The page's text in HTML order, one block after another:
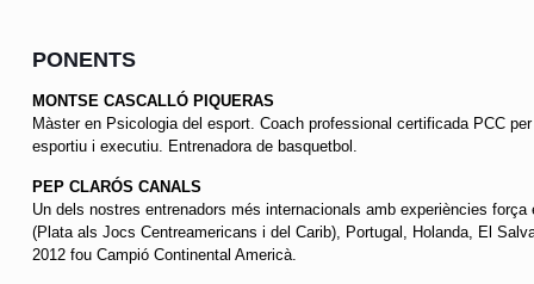
PONENTS
MONTSE CASCALLÓ PIQUERAS
Màster en Psicologia del esport. Coach professional certificada PCC
esportiu i executiu. Entrenadora de basquetbol.
PEP CLARÓS CANALS
Un dels nostres entrenadors més internacionals amb experiències
(Plata als Jocs Centreamericans i del Carib), Portugal, Holanda, El
2012 fou Campió Continental Americà.